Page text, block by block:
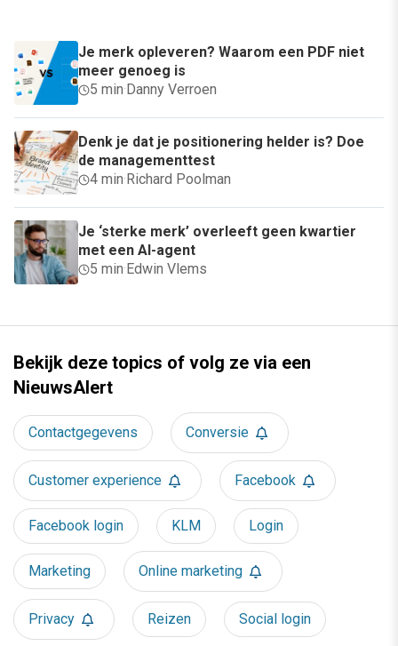
(en advertising) te halen? Dan is onze 6-daagse
opleiding Social media een aanrader. Leer alles over
de belangrijkste kanalen, ga aan de slag met het
herdefiniëren van KPI's en ga aan de slag met het
optimaliseren van je strategie. Benieuwd of het iets
voor je is? Bekijk hier
Anderen lezen ook
Je merk opleveren? Waarom een PDF niet
Danny Verroen
Denk je dat je positionering helder is? Doe
de managementtest
4 min·Richard Poolman
Je ‘sterke merk’ overleeft geen kwartier
met een AI-agent
5 min
Edwin Vlems